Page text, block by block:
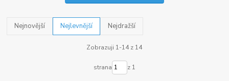
Nejnovější Nejlevnější Nejdražší
Zobrazuji 1-14 z 14
strana z 1